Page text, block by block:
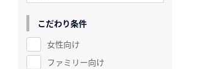
こだわり条件
女性向け
ファミリー向け